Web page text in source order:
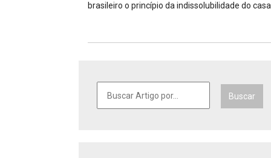
Alienação Parental
brasileiro o princípio da indissolubilidade do
Buscar